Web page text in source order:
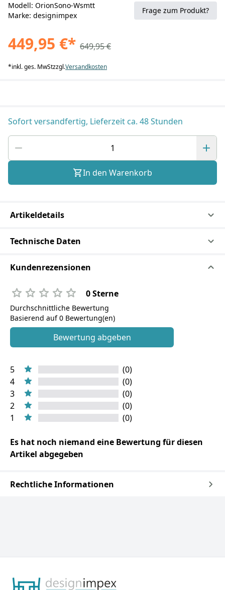
Modell: OrionSono-Wsmtt
Marke: designimpex
Frage zum Produkt?
449,95 €* 649,95 €
*inkl. ges. MwStzzgl.Versandkosten
Sofort versandfertig, Lieferzeit ca. 48 Stunden
In den Warenkorb
Artikeldetails
Technische Daten
Kundenrezensionen
0 Sterne
Durchschnittliche Bewertung
Basierend auf 0 Bewertung(en)
Bewertung abgeben
5
(0)
4
(0)
3
(0)
2
(0)
1
(0)
Es hat noch niemand eine Bewertung für diesen
Artikel abgegeben
Rechtliche Informationen